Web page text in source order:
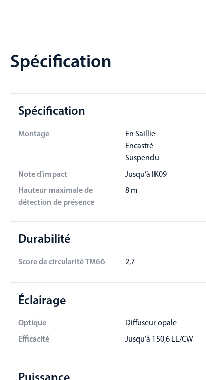
Spécification
Spécification
Montage
En Saillie
Encastré
Suspendu
Note d'impact Jusqu’à IK09
Hauteur maximale de
détection de présence
8 m
Durabilité
Score de circularité TM66 2,7
Éclairage
Optique Diffuseur opale
Efficacité
Jusqu’à 150,6 LL/CW